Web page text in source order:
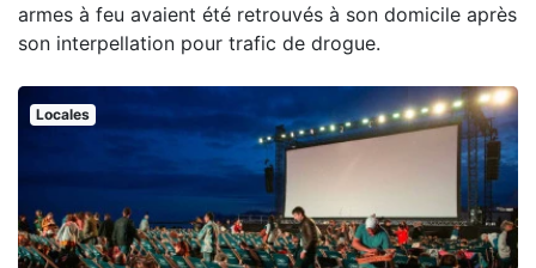
armes à feu avaient été retrouvés à son domicile après
son interpellation pour trafic de drogue.
Locales